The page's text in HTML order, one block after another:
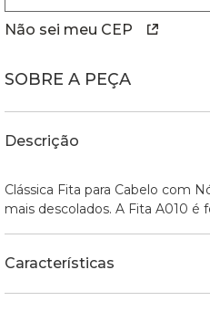
Não sei meu CEP
SOBRE A PEÇA
Descrição
Clássica Fita para Cabelo com
mais descolados. A Fita A010 é
Características